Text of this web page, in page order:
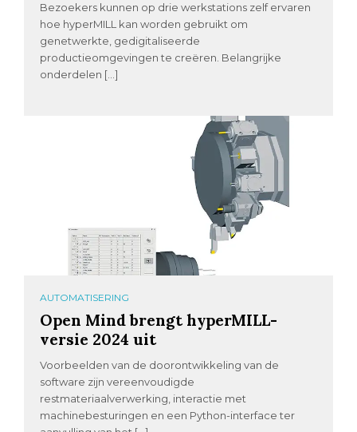
Bezoekers kunnen op drie werkstations zelf ervaren
hoe hyperMILL kan worden gebruikt om
genetwerkte, gedigitaliseerde
productieomgevingen te creëren. Belangrijke
onderdelen […]
AUTOMATISERING
Open Mind brengt hyperMILL-
versie 2024 uit
Voorbeelden van de doorontwikkeling van de
software zijn vereenvoudigde
restmateriaalverwerking, interactie met
machinebesturingen en een Python-interface ter